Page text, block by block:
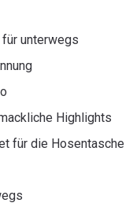
unterwegs
Highlights
für die Hosentasche